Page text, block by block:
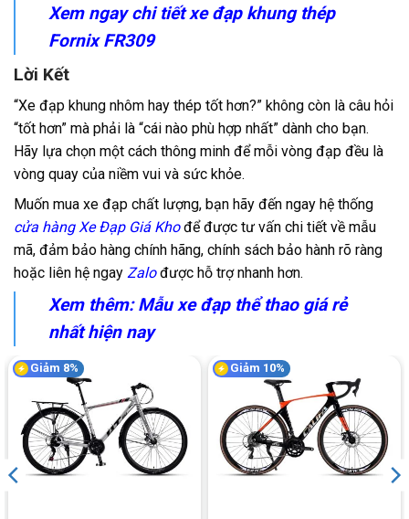
Xem ngay chi tiết xe đạp khung thép
Fornix FR309
Lời Kết
“Xe đạp khung nhôm hay thép tốt hơn?” không còn là câu hỏi
“tốt hơn” mà phải là “cái nào phù hợp nhất” dành cho bạn.
Hãy lựa chọn một cách thông minh để mỗi vòng đạp đều là
vòng quay của niềm vui và sức khỏe.
Muốn mua xe đạp chất lượng, bạn hãy đến ngay hệ thống
cửa hàng Xe Đạp Giá Khođể được tư vấn chi tiết về mẫu
mã, đảm bảo hàng chính hãng, chính sách bảo hành rõ ràng
hoặc liên hệ ngay Zalođược hỗ trợ nhanh hơn.
Xem thêm: Mẫu xe đạp thể thao giá rẻ
nhất hiện nay
Giảm 8% Giảm 10%